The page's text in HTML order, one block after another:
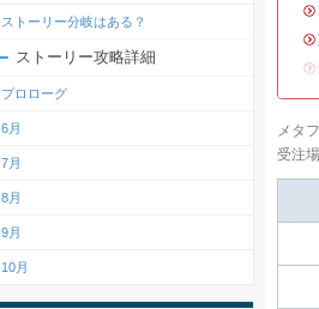
・
・
・
メタ
受注
ストーリー分岐はある？
ストーリー攻略詳細
プロローグ
6月
7月
8月
9月
10月